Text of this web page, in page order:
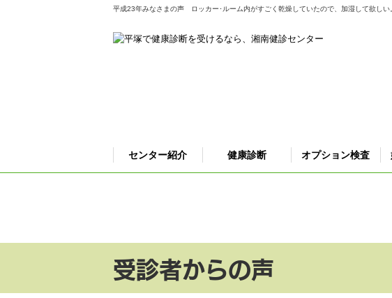
平成23年みなさまの声 ロッカー･ルーム内がすごく乾燥していたので、加湿して欲し
センター紹介 健康診断 オプション検査
受診者からの声